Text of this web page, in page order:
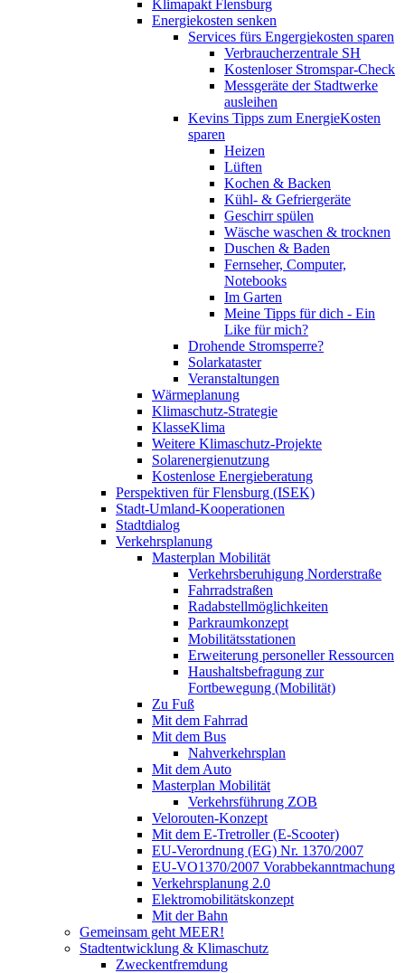
Klimapakt Flensburg
Energiekosten senken
Services fürs Engergiekosten sparen
Verbraucherzentrale SH
Kostenloser Stromspar-Check
Messgeräte der Stadtwerke
ausleihen
Kevins Tipps zum EnergieKosten
sparen
Heizen
Lüften
Kochen & Backen
Kühl- & Gefriergeräte
Geschirr spülen
Wäsche waschen & trocknen
Duschen & Baden
Fernseher, Computer,
Notebooks
Im Garten
Meine Tipps für dich - Ein
Like für mich?
Drohende Stromsperre?
Solarkataster
Veranstaltungen
Wärmeplanung
Klimaschutz-Strategie
KlasseKlima
Weitere Klimaschutz-Projekte
Solarenergienutzung
Kostenlose Energieberatung
Perspektiven für Flensburg (ISEK)
Stadt-Umland-Kooperationen
Stadtdialog
Verkehrsplanung
Masterplan Mobilität
Verkehrsberuhigung Norderstraße
Fahrradstraßen
Radabstellmöglichkeiten
Parkraumkonzept
Mobilitätsstationen
Erweiterung personeller Ressourcen
Haushaltsbefragung zur
Fortbewegung (Mobilität)
Zu Fuß
Mit dem Fahrrad
Mit dem Bus
Nahverkehrsplan
Mit dem Auto
Masterplan Mobilität
Verkehrsführung ZOB
Velorouten-Konzept
Mit dem E-Tretroller (E-Scooter)
EU-Verordnung (EG) Nr. 1370/2007
EU-VO1370/2007 Vorabbekanntmachung
Verkehrsplanung 2.0
Elektromobilitätskonzept
Mit der Bahn
Gemeinsam geht MEER!
Stadtentwicklung & Klimaschutz
Zweckentfremdung